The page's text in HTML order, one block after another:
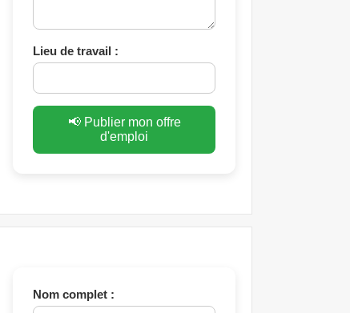
Lieu de travail :
📢 Publier mon offre
d'emploi
Nom complet :